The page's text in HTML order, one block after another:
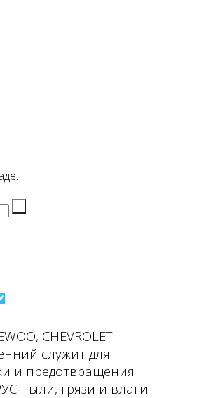
CHEVROLET
служит для
и предотвращения
пыли, грязи и влаги.